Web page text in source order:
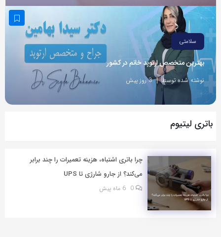
اشتراک
بگذارید.
کپی
لینک
سلامتی
بهترین متخصص ارتوپد خانم در کشور
نوشته شده توسط 3 روز پیش
باتری لیتیوم
چرا باتری اشتباه، هزینه تعمیرات را چند برابر
می‌کند؟ از جارو شارژی تا UPS
0 6 ماه پیش